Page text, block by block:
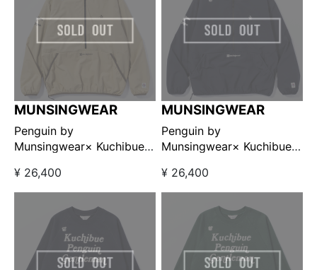
MUNSINGWEAR
Penguin by
Munsingwear× Kuchibue
リティウォームプルオーバ
ージャケット ベージュ
【GO/LOOK!限定発売】
¥ 26,400
MUNSINGWEAR
Penguin by
Munsingwear× Kuchibue
リティウォームプルオーバ
ージャケット ネイビー
【GO/LOOK!限定発売】
¥ 26,400